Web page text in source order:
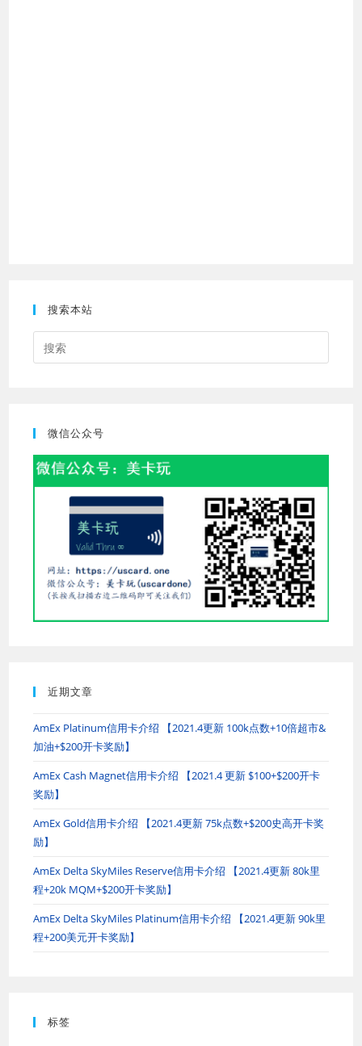
搜索本站
微信公众号
近期文章
AmEx Platinum信用卡介绍 【2021.4更新 100k点数+10倍超市&
加油+$200开卡奖励】
AmEx Cash Magnet信用卡介绍 【2021.4 更新 $100+$200开卡
奖励】
AmEx Gold信用卡介绍 【2021.4更新 75k点数+$200史高开卡奖
励】
AmEx Delta SkyMiles Reserve信用卡介绍 【2021.4更新 80k里
程+20k MQM+$200开卡奖励】
AmEx Delta SkyMiles Platinum信用卡介绍 【2021.4更新 90k里
程+200美元开卡奖励】
标签